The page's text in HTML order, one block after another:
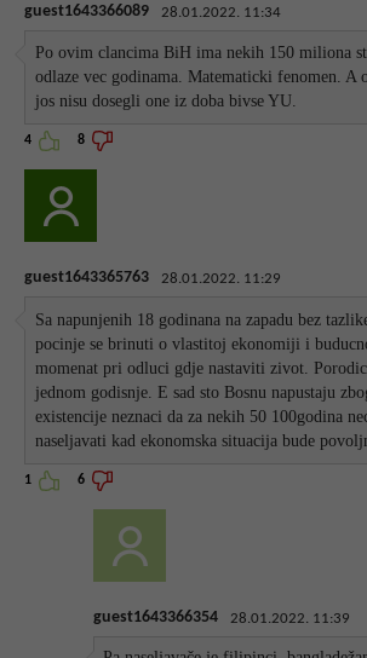
guest1643366089 28.01.2022. 11:34
Po ovim clancima BiH ima nekih 150 miliona
odlaze vec godinama. Matematicki fenomen. A
jos nisu dosegli one iz doba bivse YU.
4 8
guest1643365763 28.01.2022. 11:29
Sa napunjenih 18 godinana na zapadu bez
pocinje se brinuti o vlastitoj ekonomiji i
momenat pri odluci gdje nastaviti zivot.
jednom godisnje. E sad sto Bosnu napustaju
existencije neznaci da za nekih 50 100godina
naseljavati kad ekonomska situacija bude
1 6
guest1643366354 28.01.2022. 11:39